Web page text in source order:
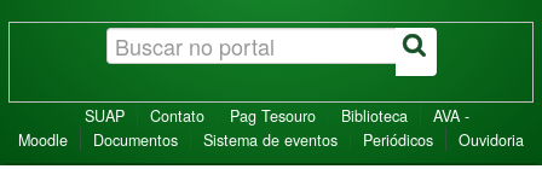
SUAP Contato Pag Tesouro Biblioteca
AVA -
Moodle
Documentos Sistema de eventos Periódicos Ouvidoria